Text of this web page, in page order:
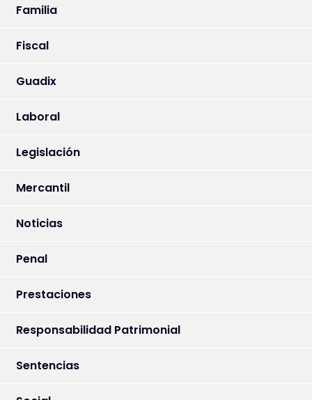
Familia
Fiscal
Guadix
Laboral
Legislación
Mercantil
Noticias
Penal
Prestaciones
Responsabilidad Patrimonial
Sentencias